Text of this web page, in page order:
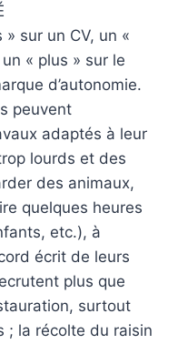
» sur un CV, un «
« plus » sur le
d’autonomie.
peuvent
adaptés à leur
lourds et des
des animaux,
quelques heures
etc.), à
écrit de leurs
plus que
surtout
; la récolte du raisin